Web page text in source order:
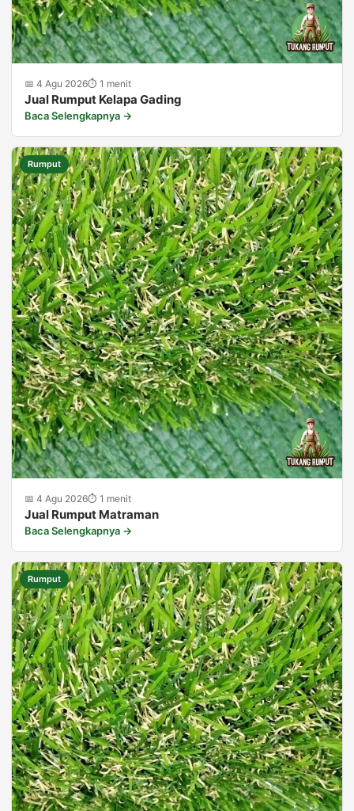
📅 4 Agu 2026⏱ 1 menit
Jual Rumput Kelapa Gading
Baca Selengkapnya →
Rumput
📅 4 Agu 2026⏱ 1 menit
Jual Rumput Matraman
Baca Selengkapnya →
Rumput